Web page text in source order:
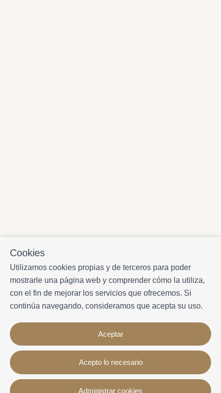
Cookies
Utilizamos cookies propias y de terceros para poder
mostrarle una página web y comprender cómo la utiliza,
con el fin de mejorar los servicios que ofrecemos. Si
continúa navegando, consideramos que acepta su uso.
Aceptar
Acepto lo necesario
Administrar cookies
Contacto